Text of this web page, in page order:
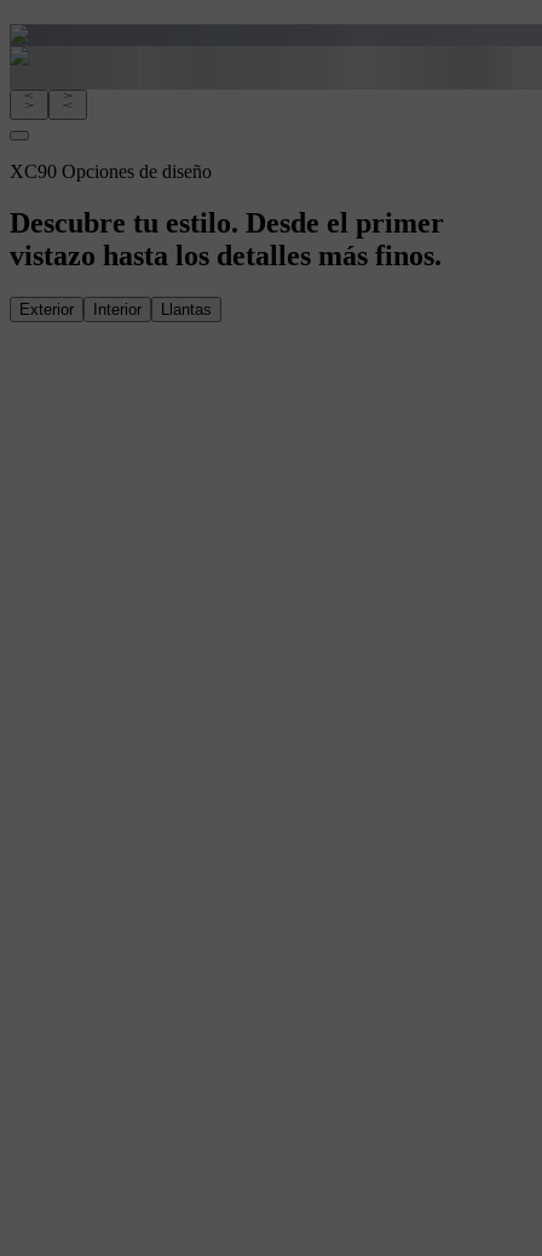
XC90 Opciones de diseño
Descubre tu estilo. Desde el primer
vistazo hasta los detalles más finos.
Exterior Interior Llantas